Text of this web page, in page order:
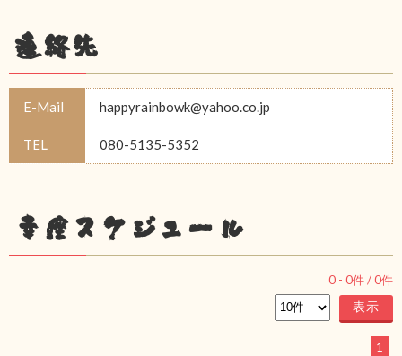
連絡先
E-Mail happyrainbowk@yahoo.co.jp
TEL 080-5135-5352
幸座スケジュール
0 - 0件 /0件
1